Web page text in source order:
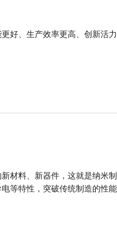
好、生产效率更高、创新
材料、新器件，这就是纳米
等特性，突破传统制造的性能